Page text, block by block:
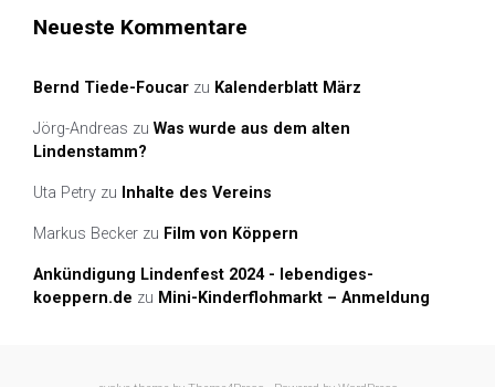
Neueste Kommentare
Bernd Tiede-Foucar zu Kalenderblatt März
Jörg-Andreas zu Was wurde aus dem alten
Lindenstamm?
Uta Petry zu Inhalte des Vereins
Markus Becker zu Film von Köppern
Ankündigung Lindenfest 2024 - lebendiges-
koeppern.de zu Mini-Kinderflohmarkt – Anmeldung